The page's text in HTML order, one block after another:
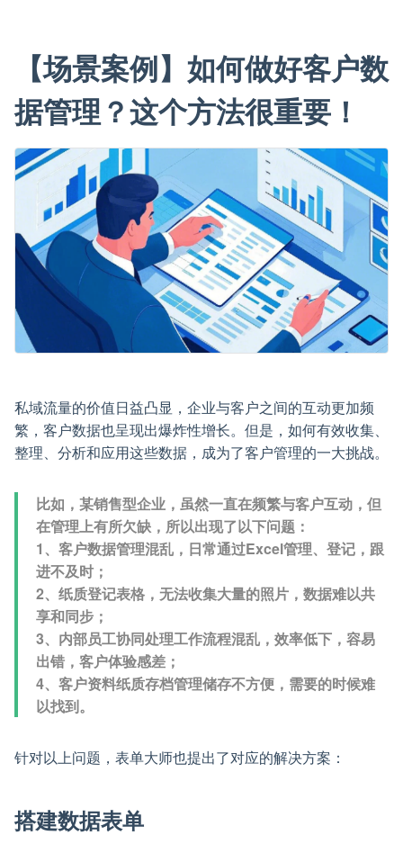
【场景案例】如何做好客户数
据管理？这个方法很重要！
私域流量的价值日益凸显，企业与客户之间的互动更加频
繁，客户数据也呈现出爆炸性增长。但是，如何有效收集、
整理、分析和应用这些数据，成为了客户管理的一大挑战。
比如，某销售型企业，虽然一直在频繁与客户互动，但
在管理上有所欠缺，所以出现了以下问题：
1、客户数据管理混乱，日常通过Excel管理、登记，跟
进不及时；
2、纸质登记表格，无法收集大量的照片，数据难以共
享和同步；
3、内部员工协同处理工作流程混乱，效率低下，容易
出错，客户体验感差；
4、客户资料纸质存档管理储存不方便，需要的时候难
以找到。
针对以上问题，表单大师也提出了对应的解决方案：
搭建数据表单